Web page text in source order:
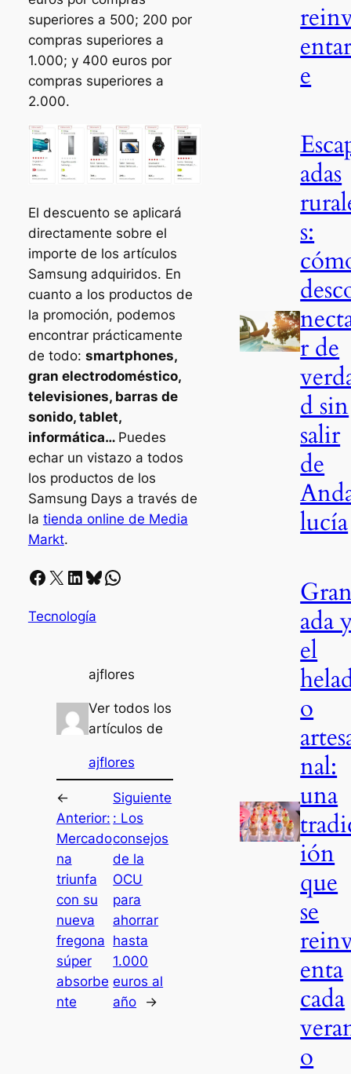
superiores a 500; 200 por
compras superiores a
1.000; y 400 euros por
compras superiores a
2.000.
El descuento se aplicará
directamente sobre el
importe de los artículos
Samsung adquiridos. En
cuanto a los productos de
la promoción, podemos
encontrar prácticamente
de todo: smartphones,
gran electrodoméstico,
televisiones, barras de
sonido, tablet,
informática… Puedes
echar un vistazo a todos
los productos de los
Samsung Days a través de
la tienda online de Media
Markt.
Facebook X LinkedIn Bluesky Whatsapp
Tecnología
ajflores
Ver todos los
artículos de
ajflores
←
Anterior:
Mercado
na
triunfa
con su
nueva
fregona
súper
absorbe
nte
Siguiente
: Los
consejos
de la
OCU
para
ahorrar
hasta
1.000
euros al
año
→
e
adas
s:
r de
d sin
salir
de
lucía
ada
el
o
nal:
una
ión
que
se
enta
cada
o